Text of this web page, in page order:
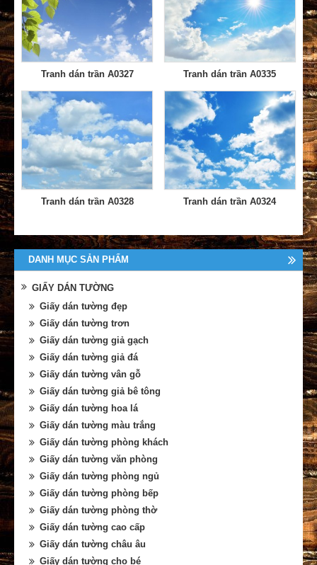
Tranh dán trần A0327 Tranh dán trần A0335
Tranh dán trần A0328 Tranh dán trần A0324
DANH MỤC SẢN PHẨM
GIẤY DÁN TƯỜNG
Giấy dán tường đẹp
Giấy dán tường trơn
Giấy dán tường giả gạch
Giấy dán tường giả đá
Giấy dán tường vân gỗ
Giấy dán tường giả bê tông
Giấy dán tường hoa lá
Giấy dán tường màu trắng
Giấy dán tường phòng khách
Giấy dán tường văn phòng
Giấy dán tường phòng ngủ
Giấy dán tường phòng bếp
Giấy dán tường phòng thờ
Giấy dán tường cao cấp
Giấy dán tường châu âu
Giấy dán tường cho bé